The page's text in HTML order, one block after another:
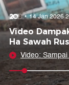
14 Jan 2026
Video
Ha Sawah
Video:
Ayah?